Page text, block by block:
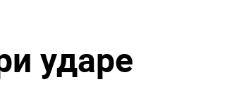
ударе